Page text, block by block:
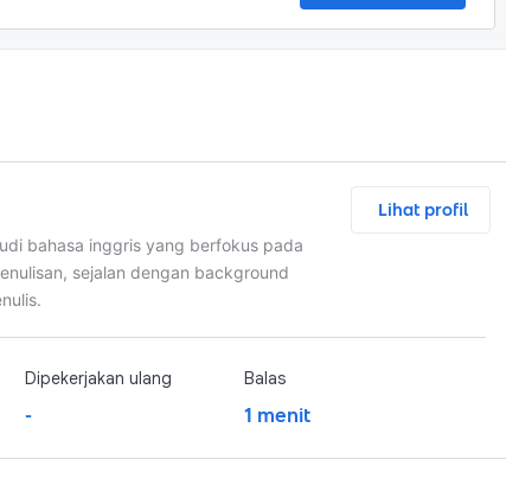
bahasa inggris yang berfokus pada
sejalan dengan background
Lihat profil
Dipekerjakan ulang
-
Balas
1 menit